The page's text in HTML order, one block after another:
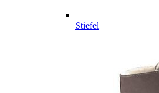
Stiefel